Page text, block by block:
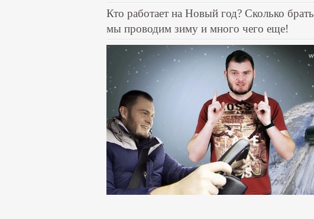
Кто работает на Новый год? Сколько
мы проводим зиму и много чего еще!